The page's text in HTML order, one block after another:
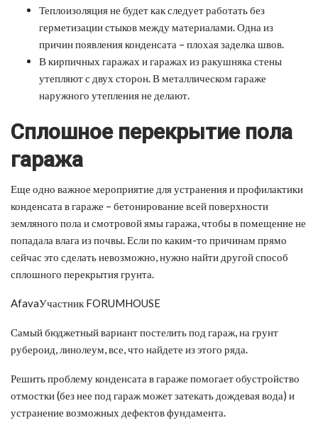
Теплоизоляция не будет как следует работать без
герметизации стыков между материалами. Одна из
причин появления конденсата – плохая заделка швов.
В кирпичных гаражах и гаражах из ракушняка стены
утепляют с двух сторон. В металлическом гараже
наружного утепления не делают.
Сплошное перекрытие пола
гаража
Еще одно важное мероприятие для устранения и профилактики
конденсата в гараже – бетонирование всей поверхности
земляного пола и смотровой ямы гаража, чтобы в помещение не
попадала влага из почвы. Если по каким-то причинам прямо
сейчас это сделать невозможно, нужно найти другой способ
сплошного перекрытия грунта.
AfavaУчастник FORUMHOUSE
Самый бюджетный вариант постелить под гараж, на грунт
рубероид, линолеум, все, что найдете из этого ряда.
Решить проблему конденсата в гараже помогает обустройство
отмостки (без нее под гараж может затекать дождевая вода) и
устранение возможных дефектов фундамента.